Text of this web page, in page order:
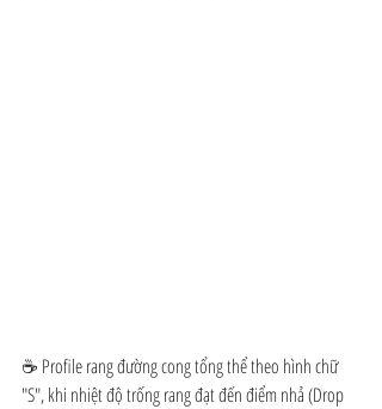
☕ Profile rang đường cong tổng thể theo hình chữ
"S", khi nhiệt độ trống rang đạt đến điểm nhả (Drop